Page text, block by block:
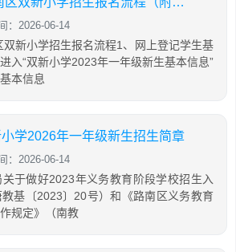
：2026-06-14
新小学招生报名流程1、网上登记学生基
入“双新小学2023年一年级新生基本信息”
本信息
学2026年一年级新生招生简章
：2026-06-14
于做好2023年义务教育阶段学校招生入
基〔2023〕20号）和《路南区义务教育
规定》（南教